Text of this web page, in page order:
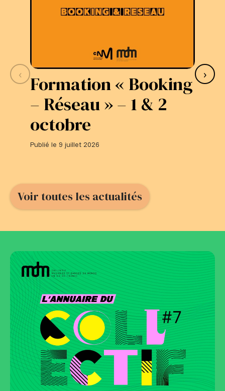
‹
Formation « Booking
– Réseau » – 1 & 2
octobre
Publié le 9 juillet 2026
›
Voir toutes les actualités